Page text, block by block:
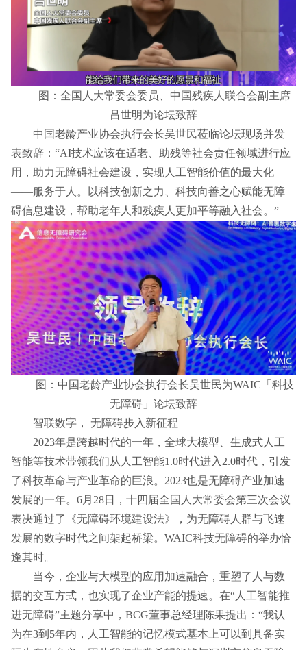
图：全国人大常委会委员、中国残疾人联合会副主席
吕世明为论坛致辞
中国老龄产业协会执行会长吴世民莅临论坛现场并发
表致辞：“AI技术应该在适老、助残等社会责任领域进行应
用，助力无障碍社会建设，实现人工智能价值的最大化
——服务于人。以科技创新之力、科技向善之心赋能无障
碍信息建设，帮助老年人和残疾人更加平等融入社会。”
图：中国老龄产业协会执行会长吴世民为WAIC「科技
无障碍」论坛致辞
智联数字， 无障碍步入新征程
2023年是跨越时代的一年，全球大模型、生成式人工
智能等技术带领我们从人工智能1.0时代进入2.0时代，引发
了科技革命与产业革命的巨浪。2023也是无障碍产业加速
发展的一年。6月28日，十四届全国人大常委会第三次会议
表决通过了《无障碍环境建设法》，为无障碍人群与飞速
发展的数字时代之间架起桥梁。WAIC科技无障碍的举办恰
逢其时。
当今，企业与大模型的应用加速融合，重塑了人与数
据的交互方式，也实现了企业产能的提速。在“人工智能推
进无障碍”主题分享中，BCG董事总经理陈果提出：“我认
为在3到5年内，人工智能的记忆模式基本上可以到具备实